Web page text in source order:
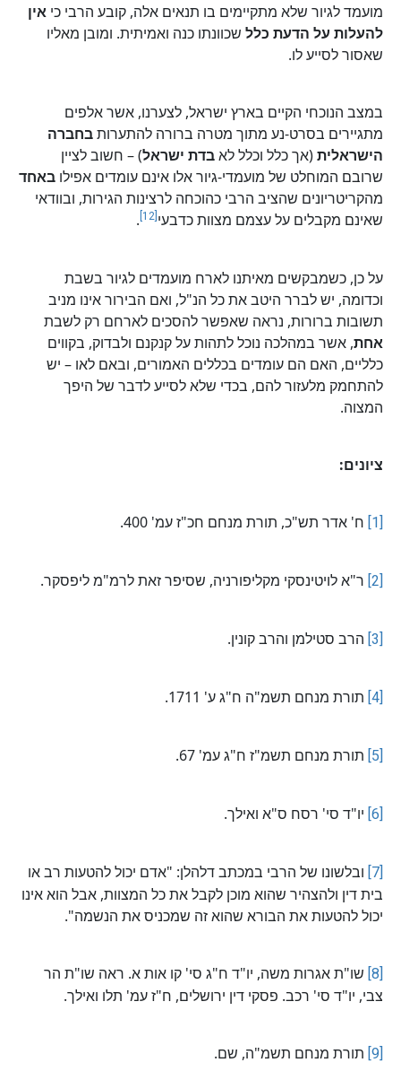
מועמד לגיור שלא מתקיימים בו תנאים אלה, קובע הרבי כי אין
להעלות על הדעת כלל שכוונתו כנה ואמיתית. ומובן מאליו
שאסור לסייע לו.
במצב הנוכחי הקיים בארץ ישראל, לצערנו, אשר אלפים
מתגיירים בסרט-נע מתוך מטרה ברורה להתערותבחברה
הישראלית(אך כלל וכלל לאבדת ישראל) – חשוב לציין
שרובם המוחלט של מועמדי-גיור אלו אינם עומדים אפילו באחד
מהקריטריונים שהציב הרבי כהוכחה לרצינות הגירות, ובוודאי
שאינם מקבלים על עצמם מצוות כדבעי[12]
.
על כן, כשמבקשים מאיתנו לארח מועמדים לגיור בשבת
וכדומה, יש לברר היטב את כל הנ"ל, ואם הבירור אינו מניב
תשובות ברורות, נראה שאפשר להסכים לארחם רק לשבת
אחת, אשר במהלכה נוכל לתהות על קנקנם ולבדוק, בקווים
כלליים, האם הם עומדים בכללים האמורים, ובאם לאו – יש
להתחמק מלעזור להם, בכדי שלא לסייע לדבר של היפך
המצוה.
ציונים:
[1] ח' אדר תש"כ, תורת מנחם חכ"ז עמ' 400.
[2] ר"א לויטינסקי מקליפורניה, שסיפר זאת לרמ"מ ליפסקר.
[3] הרב סטילמן והרב קונין.
[4] תורת מנחם תשמ"ה ח"ג ע' 1711.
[5] תורת מנחם תשמ"ז ח"ג עמ' 67.
[6] יו"ד סי' רסח ס"א ואילך.
[7]
ובלשונו של הרבי במכתב דלהלן: "אדם יכול להטעות רב או
בית דין ולהצהיר שהוא מוכן לקבל את כל המצוות, אבל הוא אינו
יכול להטעות את הבורא שהוא זה שמכניס את הנשמה".
[8]
שו"ת אגרות משה, יו"ד ח"ג סי' קו אות א. ראה שו"ת הר
צבי, יו"ד סי' רכב. פסקי דין ירושלים, ח"ז עמ' תלו ואילך.
[9] תורת מנחם תשמ"ה, שם.